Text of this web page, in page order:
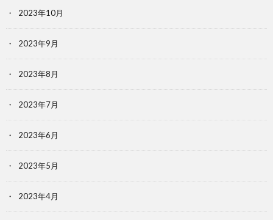
2023年10月
2023年9月
2023年8月
2023年7月
2023年6月
2023年5月
2023年4月